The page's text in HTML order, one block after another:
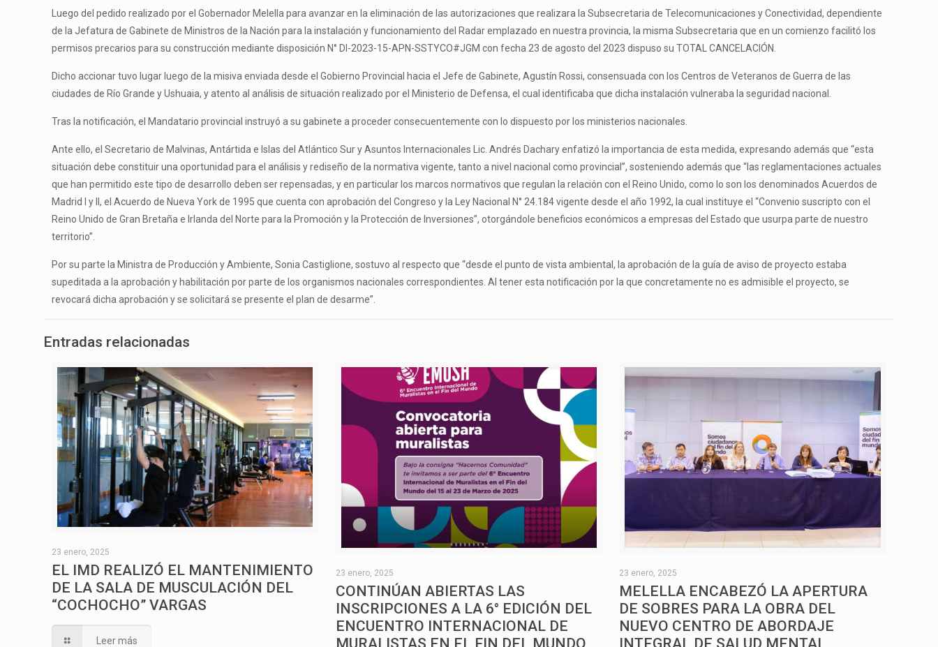
Luego del pedido realizado por el Gobernador Melella para avanzar en la eliminación de las autorizaciones que realizara la Subsecretaria de Telecomunicaciones y Conectividad, dependiente
de la Jefatura de Gabinete de Ministros de la Nación para la instalación y funcionamiento del Radar emplazado en nuestra provincia, la misma Subsecretaria que en un comienzo facilitó los
permisos precarios para su construcción mediante disposición N° DI-2023-15-APN-SSTYCO#JGM con fecha 23 de agosto del 2023 dispuso su TOTAL CANCELACIÓN.
Dicho accionar tuvo lugar luego de la misiva enviada desde el Gobierno Provincial hacia el Jefe de Gabinete, Agustín Rossi, consensuada con los Centros de Veteranos de Guerra de las
ciudades de Río Grande y Ushuaia, y atento al análisis de situación realizado por el Ministerio de Defensa, el cual identificaba que dicha instalación vulneraba la seguridad nacional.
Tras la notificación, el Mandatario provincial instruyó a su gabinete a proceder consecuentemente con lo dispuesto por los ministerios nacionales.
Ante ello, el Secretario de Malvinas, Antártida e Islas del Atlántico Sur y Asuntos Internacionales Lic. Andrés Dachary enfatizó la importancia de esta medida, expresando además que “esta
situación debe constituir una oportunidad para el análisis y rediseño de la normativa vigente, tanto a nivel nacional como provincial”, sosteniendo además que “las reglamentaciones actuales
que han permitido este tipo de desarrollo deben ser repensadas, y en particular los marcos normativos que regulan la relación con el Reino Unido, como lo son los denominados Acuerdos de
Madrid I y II, el Acuerdo de Nueva York de 1995 que cuenta con aprobación del Congreso y la Ley Nacional N° 24.184 vigente desde el año 1992, la cual instituye el “Convenio suscripto con el
Reino Unido de Gran Bretaña e Irlanda del Norte para la Promoción y la Protección de Inversiones”, otorgándole beneficios económicos a empresas del Estado que usurpa parte de nuestro
territorio”.
Por su parte la Ministra de Producción y Ambiente, Sonia Castiglione, sostuvo al respecto que “desde el punto de vista ambiental, la aprobación de la guía de aviso de proyecto estaba
supeditada a la aprobación y habilitación por parte de los organismos nacionales correspondientes. Al tener esta notificación por la que concretamente no es admisible el proyecto, se
revocará dicha aprobación y se solicitará se presente el plan de desarme”.
Entradas relacionadas
23 enero, 2025
EL IMD REALIZÓ EL MANTENIMIENTO
DE LA SALA DE MUSCULACIÓN DEL
“COCHOCHO” VARGAS
Leer más
23 enero, 2025
CONTINÚAN ABIERTAS LAS
INSCRIPCIONES A LA 6° EDICIÓN DEL
ENCUENTRO INTERNACIONAL DE
23 enero, 2025
MELELLA ENCABEZÓ LA APERTURA
DE SOBRES PARA LA OBRA DEL
NUEVO CENTRO DE ABORDAJE